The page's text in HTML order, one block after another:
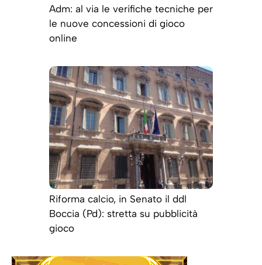
Adm: al via le verifiche tecniche per
le nuove concessioni di gioco
online
Riforma calcio, in Senato il ddl
Boccia (Pd): stretta su pubblicità
gioco